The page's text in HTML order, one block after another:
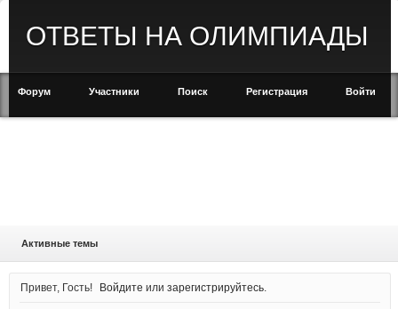
ОТВЕТЫ НА ОЛИМПИАДЫ
Форум Участники Поиск Регистрация Войти
Активные темы
Привет, Гость! Войдите илизарегистрируйтесь